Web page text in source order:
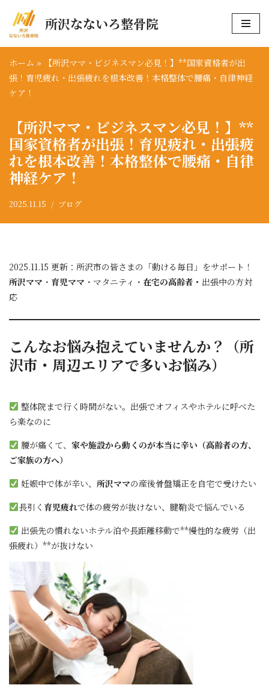
コ
ン
テ
ン
ツ
キ
ッ
プ
所沢なないろ整骨院
ホーム »
【所沢ママ・ビジネスマン必見！】**国家資格者が出
張！育児疲れ・出張疲れを根本改善！本格整体で腰痛・自律神経
ケア！
【所沢ママ・ビジネスマン必見！】**
国家資格者が出張！ 育児疲れ・出張疲
れを根本改善！本格整体で腰痛・自律
神経ケア！
2025.11.15 ブログ
2025.11.15 更新：所沢市の皆さまの「動ける毎日」をサポート！
所沢ママ ・ 育児ママ ・マタニティ・ 在宅の高齢者・ 出張中の方対
応
こんなお悩み抱えていませんか？（所
沢市 ・ 周辺エリアで多いお悩み）
整体院まで行く時間がない。出張でオフィスやホテルに呼べた
ら楽なのに
腰が痛くて、 家や施設から動くのが本当に辛い（高齢者の方、
ご家族の方へ）
妊娠中で体が辛い、 所沢ママの産後骨盤矯正を自宅で受けたい
長引く 育児疲れで体の疲労が抜けない、腱鞘炎で悩んでいる
出張先の慣れないホテル泊や長距離移動で**慢性的な疲労（出
張疲れ）**が抜けない